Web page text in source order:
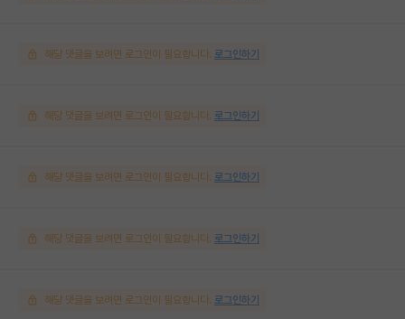
해당 댓글을 보려면 로그인이 필요합니다. 로그인하기
해당 댓글을 보려면 로그인이 필요합니다. 로그인하기
해당 댓글을 보려면 로그인이 필요합니다. 로그인하기
해당 댓글을 보려면 로그인이 필요합니다. 로그인하기
해당 댓글을 보려면 로그인이 필요합니다. 로그인하기